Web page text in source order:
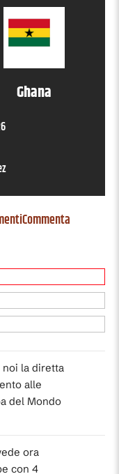
Ghana
Commenta
noi la diretta
alle
del Mondo
ora
con 4